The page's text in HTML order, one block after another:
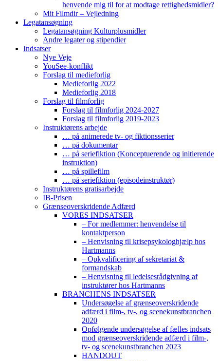
henvende mig til for at modtage rettighedsmidler?
Mit Filmdir – Vejledning
Legatansøgning
Legatansøgning Kulturplusmidler
Andre legater og stipendier
Indsatser
Nye Veje
YouSee-konflikt
Forslag til medieforlig
Medieforlig 2022
Medieforlig 2018
Forslag til filmforlig
Forslag til filmforlig 2024-2027
Forslag til filmforlig 2019-2023
Instruktørens arbejde
… på animerede tv- og fiktionsserier
… på dokumentar
… på seriefiktion (Konceptuerende og initierende
instruktion)
… på spillefilm
… på seriefiktion (episodeinstruktør)
Instruktørens gratisarbejde
IB-Prisen
Grænseoverskridende Adfærd
VORES INDSATSER
– For medlemmer: henvendelse til
kontaktperson
– Henvisning til krisepsykologhjælp hos
Hartmanns
– Opkvalificering af sekretariat &
formandskab
– Henvisning til ledelsesrådgivning af
instruktører hos Hartmanns
BRANCHENS INDSATSER
Undersøgelse af grænseoverskridende
adfærd i film-, tv-, og scenekunstbranchen
2020
Opfølgende undersøgelse af fælles indsats
mod grænseoverskridende adfærd i film-,
tv- og scenekunstbranchen 2023
HANDOUT